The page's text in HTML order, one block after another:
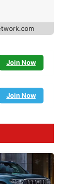
Join Now
Join Now